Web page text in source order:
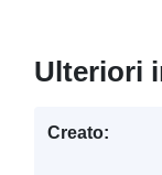
Ulteriori
Creato: